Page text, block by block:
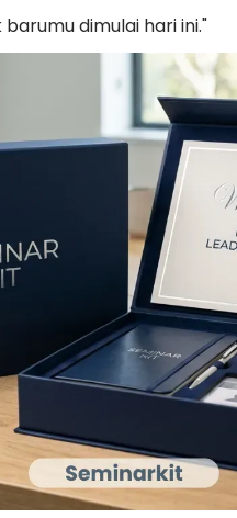
dimulai hari ini."